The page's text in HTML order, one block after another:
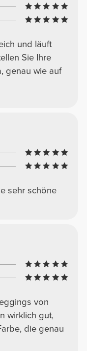
und läuft
Sie Ihre
genau wie auf
sehr schöne
von
wirklich gut,
die genau